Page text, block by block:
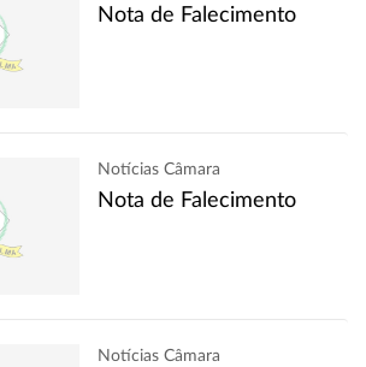
Nota de Falecimento
Notícias Câmara
Nota de Falecimento
Notícias Câmara